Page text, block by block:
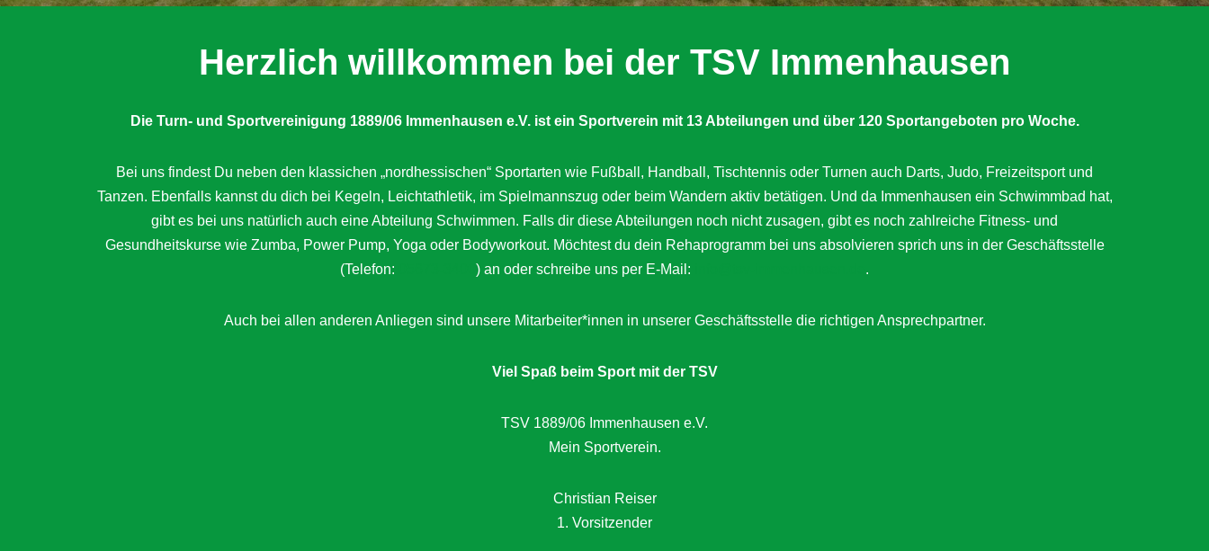
Herzlich willkommen bei der TSV Immenhausen
Die Turn- und Sportvereinigung 1889/06 Immenhausen e.V. ist ein Sportverein mit 13 Abteilungen und über 120 Sportangeboten pro Woche.
Bei uns findest Du neben den klassichen „nordhessischen“ Sportarten wie Fußball, Handball, Tischtennis oder Turnen auch Darts, Judo, Freizeitsport und
Tanzen. Ebenfalls kannst du dich bei Kegeln, Leichtathletik, im Spielmannszug oder beim Wandern aktiv betätigen. Und da Immenhausen ein Schwimmbad hat,
gibt es bei uns natürlich auch eine Abteilung Schwimmen. Falls dir diese Abteilungen noch nicht zusagen, gibt es noch zahlreiche Fitness- und
Gesundheitskurse wie Zumba, Power Pump, Yoga oder Bodyworkout. Möchtest du dein Rehaprogramm bei uns absolvieren sprich uns in der Geschäftsstelle
(Telefon:
) an oder schreibe uns per E-Mail: .
Auch bei allen anderen Anliegen sind unsere Mitarbeiter*innen in unserer Geschäftsstelle die richtigen Ansprechpartner.
Viel Spaß beim Sport mit der TSV
TSV 1889/06 Immenhausen e.V.
Mein Sportverein.
Christian Reiser
1. Vorsitzender